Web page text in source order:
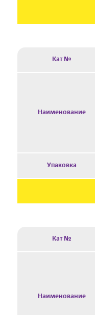
Кат №
Наименование
Упаковка
Кат №
Наименование